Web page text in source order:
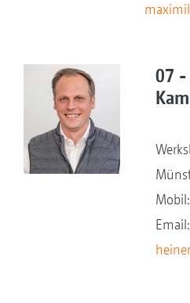
07 -
Mobil:
Email: